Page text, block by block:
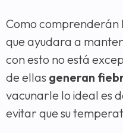
Como comprenderán
que ayudara a
con esto no está
de ellas generan
vacunarle lo ideal es
evitar que su